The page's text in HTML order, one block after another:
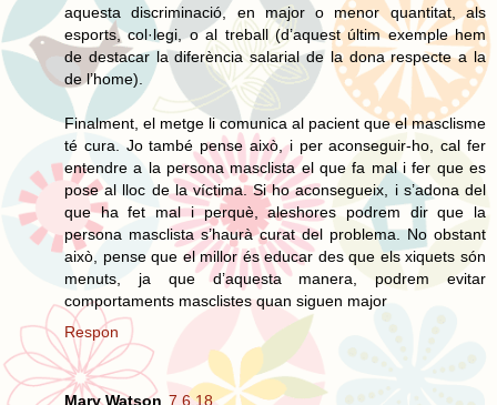
aquesta discriminació, en major o menor quantitat, als
esports, col·legi, o al treball (d’aquest últim exemple hem
de destacar la diferència salarial de la dona respecte a la
de l’home).
Finalment, el metge li comunica al pacient que el masclisme
té cura. Jo també pense això, i per aconseguir-ho, cal fer
entendre a la persona masclista el que fa mal i fer que es
pose al lloc de la víctima. Si ho aconsegueix, i s’adona del
que ha fet mal i perquè, aleshores podrem dir que la
persona masclista s’haurà curat del problema. No obstant
això, pense que el millor és educar des que els xiquets són
menuts, ja que d’aquesta manera, podrem evitar
comportaments masclistes quan siguen major
Respon
Mary Watson 7.6.18